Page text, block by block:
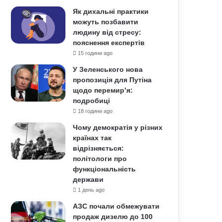
Як дихальні практики
можуть позбавити
людину від стресу:
пояснення експертів
15 години ago
У Зеленського нова
пропозиція для Путіна
щодо перемир’я:
подробиці
18 години ago
Чому демократія у різних
країнах так
відрізняється:
політологи про
функціональність
держави
1 день ago
АЗС почали обмежувати
продаж дизелю до 100